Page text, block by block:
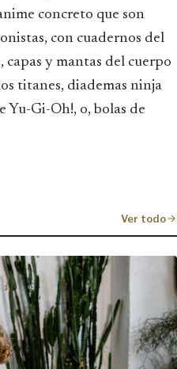
concreto que son
con cuadernos del
y mantas del cuerpo
titanes, diademas ninja
Yu-Gi-Oh!, o, bolas de
Ver todo